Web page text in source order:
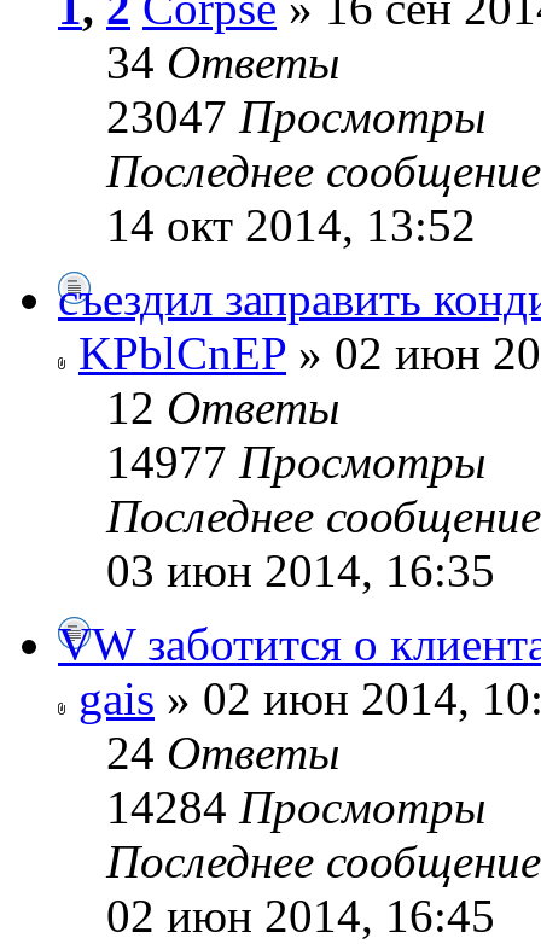
34 Ответы
23047 Просмотры
Последнее
14 окт 2014, 13:52
съездил заправить
KPblCnEP » 02 июн
12 Ответы
14977 Просмотры
Последнее
03 июн 2014, 16:35
VW заботится о
gais » 02 июн 2014,
24 Ответы
14284 Просмотры
Последнее
02 июн 2014, 16:45